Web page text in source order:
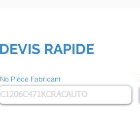
RAPIDE
No Pièce Fabricant